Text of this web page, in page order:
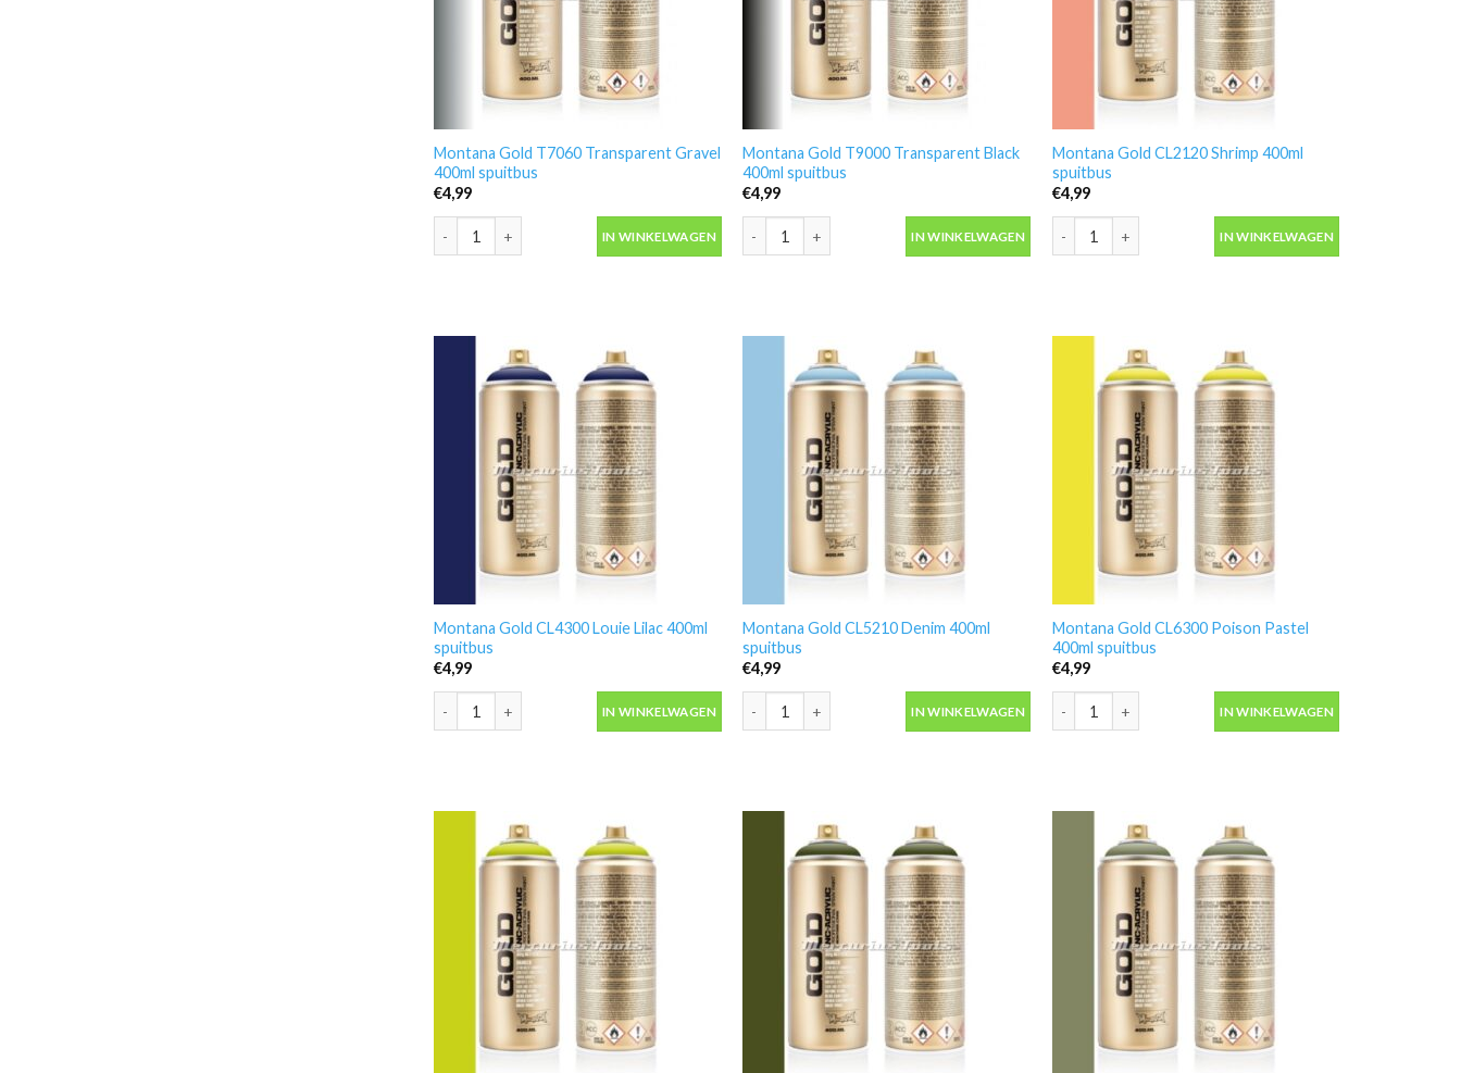
Montana Gold T7060 Transparent Gravel
400ml spuitbus
€4,99
IN WINKELWAGEN
Montana Gold T9000 Transparent Black
400ml spuitbus
€4,99
IN WINKELWAGEN
Montana Gold CL2120 Shrimp 400ml
spuitbus
€4,99
IN WINKELWAGEN
Montana Gold CL4300 Louie Lilac 400ml
spuitbus
€4,99
IN WINKELWAGEN
Montana Gold CL5210 Denim 400ml
spuitbus
€4,99
IN WINKELWAGEN
Montana Gold CL6300 Poison Pastel
400ml spuitbus
€4,99
IN WINKELWAGEN